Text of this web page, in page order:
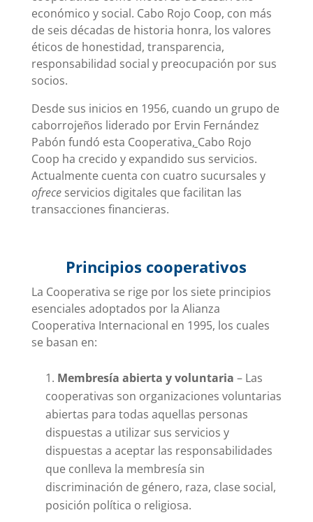
económico y social. Cabo Rojo Coop, con más
de seis décadas de historia honra, los valores
éticos de honestidad, transparencia,
responsabilidad social y preocupación por sus
socios.
Desde sus inicios en 1956, cuando un grupo de
caborrojeños liderado por Ervin Fernández
Pabón fundó esta Cooperativa, Cabo Rojo
Coop ha crecido y expandido sus servicios.
Actualmente cuenta con cuatro sucursales y
ofreceservicios digitales que facilitan las
transacciones financieras.
Principios cooperativos
La Cooperativa se rige por los siete principios
esenciales adoptados por la Alianza
Cooperativa Internacional en 1995, los cuales
se basan en:
Membresía abierta y voluntaria – Las
cooperativas son organizaciones voluntarias
abiertas para todas aquellas personas
dispuestas a utilizar sus servicios y
dispuestas a aceptar las responsabilidades
que conlleva la membresía sin
discriminación de género, raza, clase social,
posición política o religiosa.